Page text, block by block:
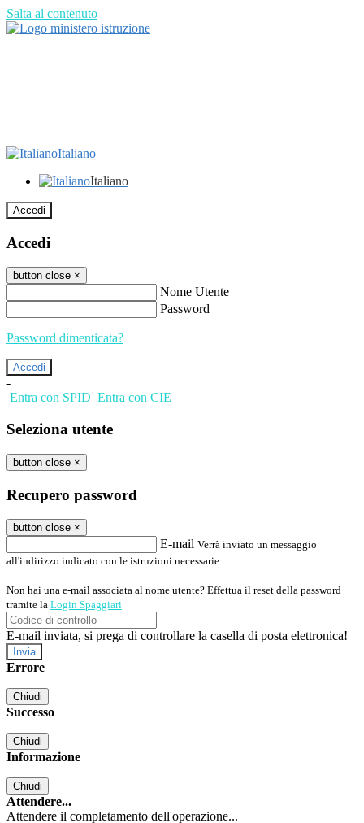
Salta al contenuto
Italiano
Italiano
Accedi
Accedi
button close ×
Nome Utente
Password
Password dimenticata?
-
Entra con SPID Entra con CIE
Seleziona utente
button close ×
Recupero password
button close ×
E-mail Verrà inviato un messaggio
all'indirizzo indicato con le istruzioni necessarie.
Non hai una e-mail associata al nome utente? Effettua il reset della password
tramite la Login Spaggiari
E-mail inviata, si prega di controllare la casella di posta elettronica!
Errore
Chiudi
Successo
Chiudi
Informazione
Chiudi
Attendere...
Attendere il completamento dell'operazione...